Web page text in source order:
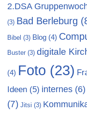
2.DSA
(3) Bad Berleburg
Bibel (3) Blog (4)
Buster (3) digitale
(4) Foto (23)
Ideen (5) internes (6)
(7) Jitsi (3)